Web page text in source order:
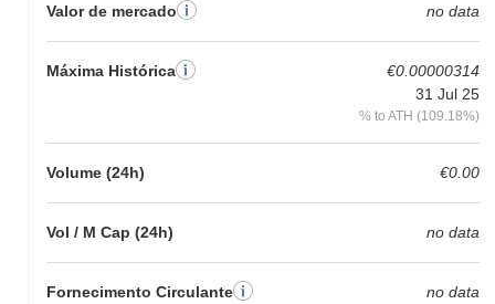
Valor de mercado no data
Máxima Histórica
€0.00000314
31 Jul 25
% to ATH (109.18%)
Volume (24h) €0.00
Vol / M Cap (24h) no data
Fornecimento Circulante
no data